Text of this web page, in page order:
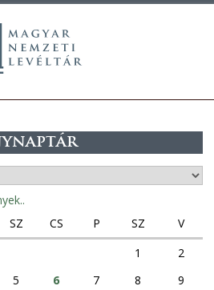
SZ CS P SZ
V
1
2
5 6 7 8
9